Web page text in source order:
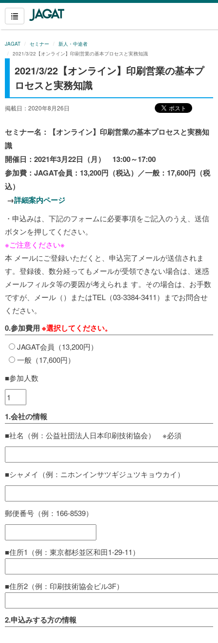
JAGAT セミナー
新人・中途者
2021/3/22【オンライン】印刷営業の基本プロセスと実務知識
2021/3/22【オンライン】印刷営業の基本プ
ロセスと実務知識
掲載日：2020年8月26日
セミナー名：【オンライン】印刷営業の基本プロセスと実務知
識
開催日：2021年3月22日（月） 13:00～17:00
参加費：JAGAT会員：13,200円（税込）／一般：17,600円（税
込）
→詳細案内ページ
・申込みは、下記のフォームに必要事項をご記入のうえ、送信
ボタンを押してください。
※ご注意ください※
本 メールにご登録いただくと、申込完了メールが送信されま
す。登録後、数分経ってもメールが受領できない場合は、迷惑
メールフィルタ等の要因が考えられま す。その場合は、お手数
ですが、メール（）またはTEL（03-3384-3411）までお問合せ
ください。
0.参加費用 ※選択してください。
JAGAT会員（13,200円）
一般（17,600円）
■参加人数
1.会社の情報
■社名（例：公益社団法人日本印刷技術協会） ※必須
■シャメイ（例：ニホンインサツギジュツキョウカイ）
郵便番号（例：166-8539）
■住所1（例：東京都杉並区和田1-29-11）
■住所2（例：印刷技術協会ビル3F）
2.申込みする方の情報